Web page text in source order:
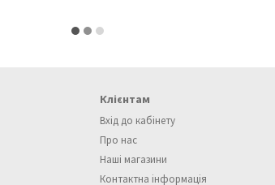
Клієнтам
Вхід до кабінету
Про нас
Наші магазини
Контактна інформація